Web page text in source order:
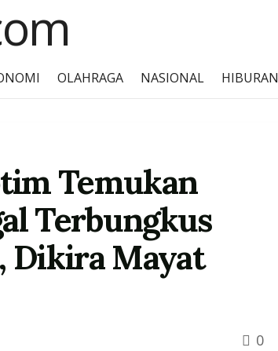
OLAHRAGA NASIONAL HIBURAN
Temukan
Terbungkus
Dikira Mayat
0